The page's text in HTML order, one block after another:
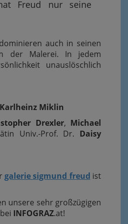
Freud nur seine
dominieren auch in seinen
der Malerei. In jedem
unauslöschlich
Karlheinz Miklin
Drexler, Michael
Univ.-Prof. Dr. Daisy
galerie sigmund freud ist
unsere sehr großzügigen
bei INFOGRAZ.at!